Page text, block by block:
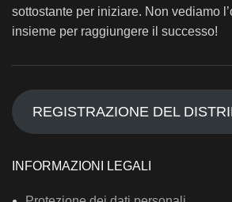
sottostante per iniziare. Non vediamo
insieme per raggiungere il successo!
REGISTRAZIONE DEL
INFORMAZIONI LEGALI